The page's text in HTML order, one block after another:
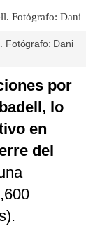
Fotógrafo: Dani
por
lo
en
del